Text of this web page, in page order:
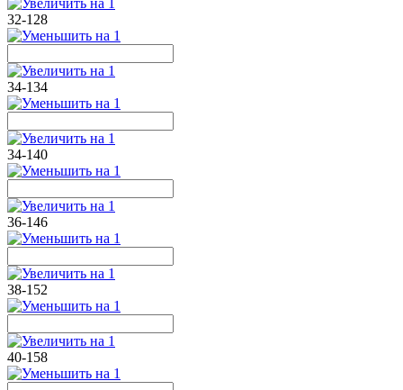
32-128
34-134
34-140
36-146
38-152
40-158